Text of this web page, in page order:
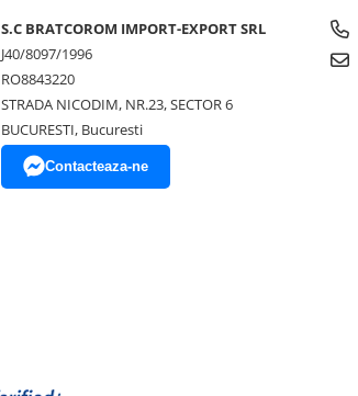
S.C BRATCOROM IMPORT-EXPORT SRL
J40/8097/1996
RO8843220
STRADA NICODIM, NR.23, SECTOR 6
BUCURESTI, Bucuresti
Contacteaza-ne